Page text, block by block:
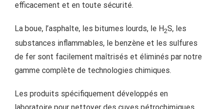
efficacement et en toute sécurité.
La boue, l’asphalte, les bitumes lourds, le H2S, les
substances inflammables, le benzène et les sulfures
de fer sont facilement maîtrisés et éliminés par notre
gamme complète de technologies chimiques.
Les produits spécifiquement développés en